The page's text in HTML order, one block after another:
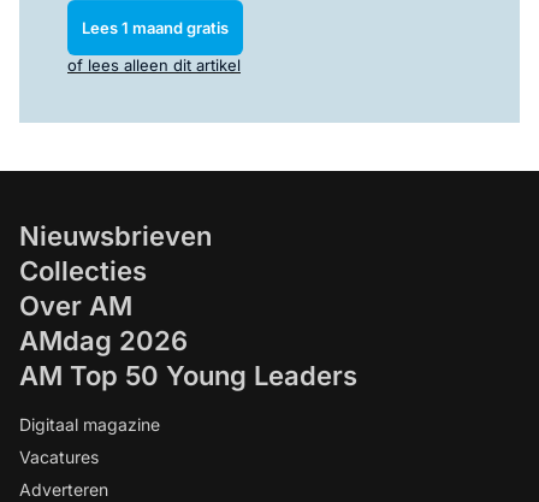
Lees 1 maand gratis
of lees alleen dit artikel
Nieuwsbrieven
Collecties
Over AM
AMdag 2026
AM Top 50 Young Leaders
Digitaal magazine
Vacatures
Adverteren